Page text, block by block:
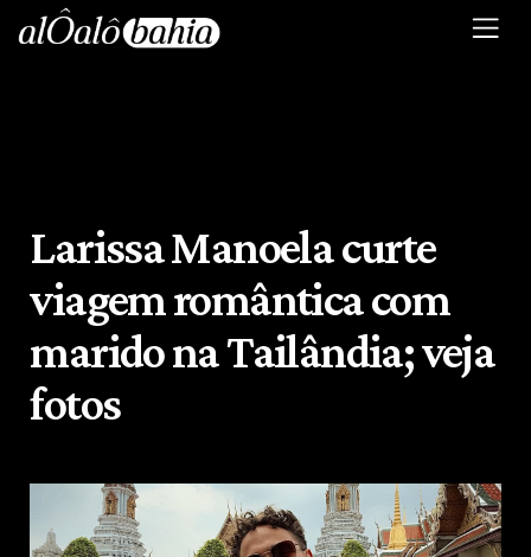
Larissa Manoela curte
viagem romântica com
marido na Tailândia; veja
fotos